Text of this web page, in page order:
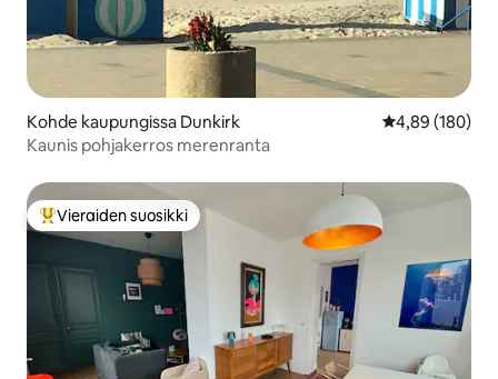
Kohde kaupungissa Dunkirk
4,89 (180)
Kaunis pohjakerros merenranta
Vieraiden suosikkien parhaimmistoa
Vieraiden suosikki